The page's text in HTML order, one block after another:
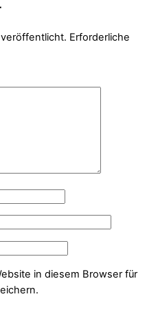
Erforderliche
in diesem Browser für